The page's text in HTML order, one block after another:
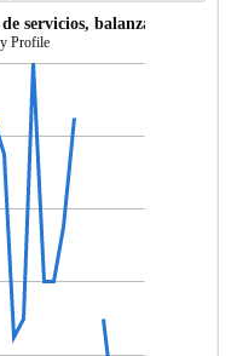
servicios, balanza de pagos)
Profile